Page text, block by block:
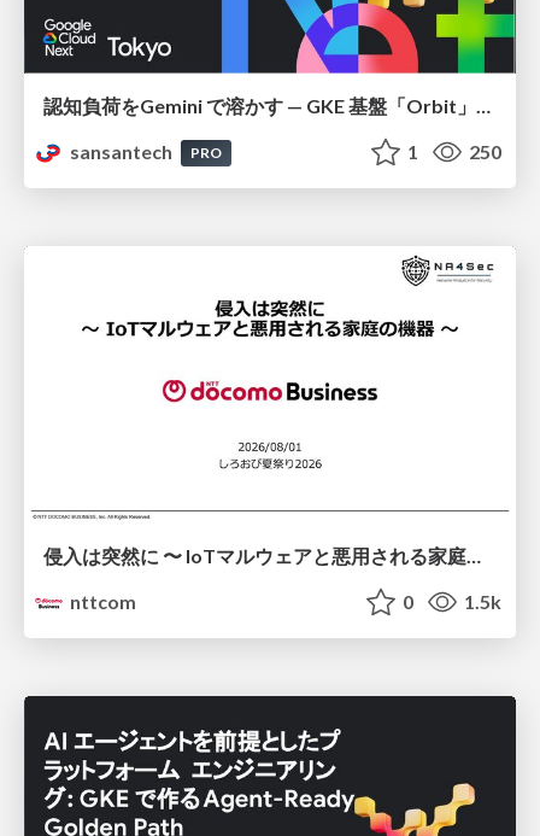
認知負荷をGemini で溶かす — GKE 基盤「Orbit」における AI エージェントの実践
sansantech
PRO 1 250
nttcom
0 1.5k